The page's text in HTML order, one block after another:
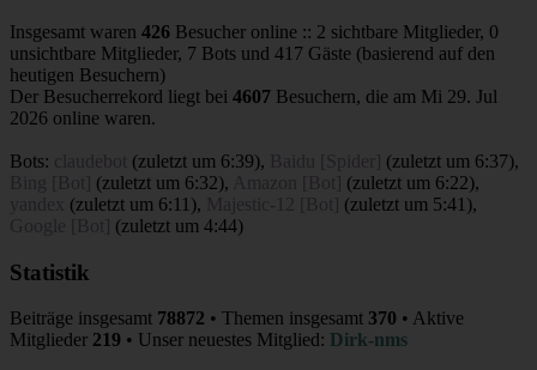
Insgesamt waren 426 Besucher online :: 2 sichtbare Mitglieder, 0
unsichtbare Mitglieder, 7 Bots und 417 Gäste (basierend auf den
heutigen Besuchern)
Der Besucherrekord liegt bei 4607 Besuchern, die am Mi 29. Jul
2026 online waren.
Bots: (zuletzt um 6:39), (zuletzt um 6:37),
(zuletzt um 6:32), (zuletzt um 6:22),
(zuletzt um 6:11 ), (zuletzt um 5:41 ),
(zuletzt um 4:44)
Statistik
Beiträge insgesamt 78872 • Themen insgesamt 370 • Aktive
Mitglieder 219 • Unser neuestes Mitglied: Dirk-nms